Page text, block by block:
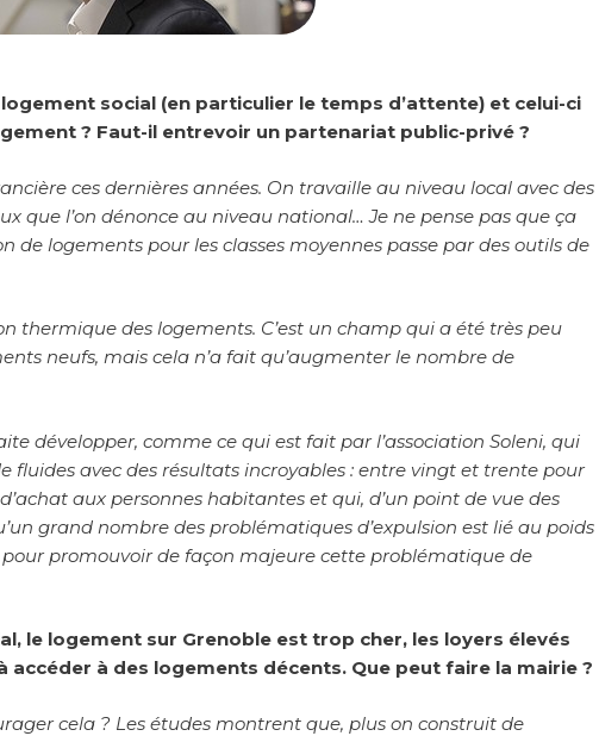
social (en particulier le temps d’attente) et celui-ci
? Faut-il entrevoir un partenariat public-privé ?
ces dernières années. On travaille au niveau local avec des
que l’on dénonce au niveau national… Je ne pense pas que ça
de logements pour les classes moyennes passe par des outils de
thermique des logements. C’est un champ qui a été très peu
neufs, mais cela n’a fait qu’augmenter le nombre de
développer, comme ce qui est fait par l’association Soleni, qui
avec des résultats incroyables : entre vingt et trente pour
aux personnes habitantes et qui, d’un point de vue des
grand nombre des problématiques d’expulsion est lié au poids
promouvoir de façon majeure cette problématique de
le logement sur Grenoble est trop cher, les loyers élevés
à des logements décents. Que peut faire la mairie ?
cela ? Les études montrent que, plus on construit de